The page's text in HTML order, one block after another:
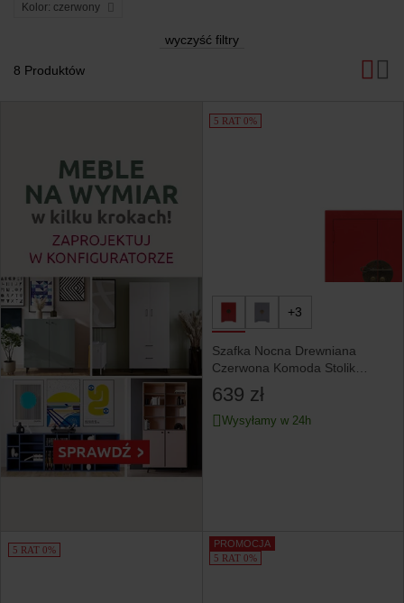
8 Produktów
Kolor: czerwony
wyczyść filtry
5 RAT 0%
+3
Szafka Nocna Drewniana
Czerwona Komoda Stolik
Nocny 38 x 28 x 52
639 zł
Wysyłamy w 24h
5 RAT 0%
PROMOCJA
5 RAT 0%